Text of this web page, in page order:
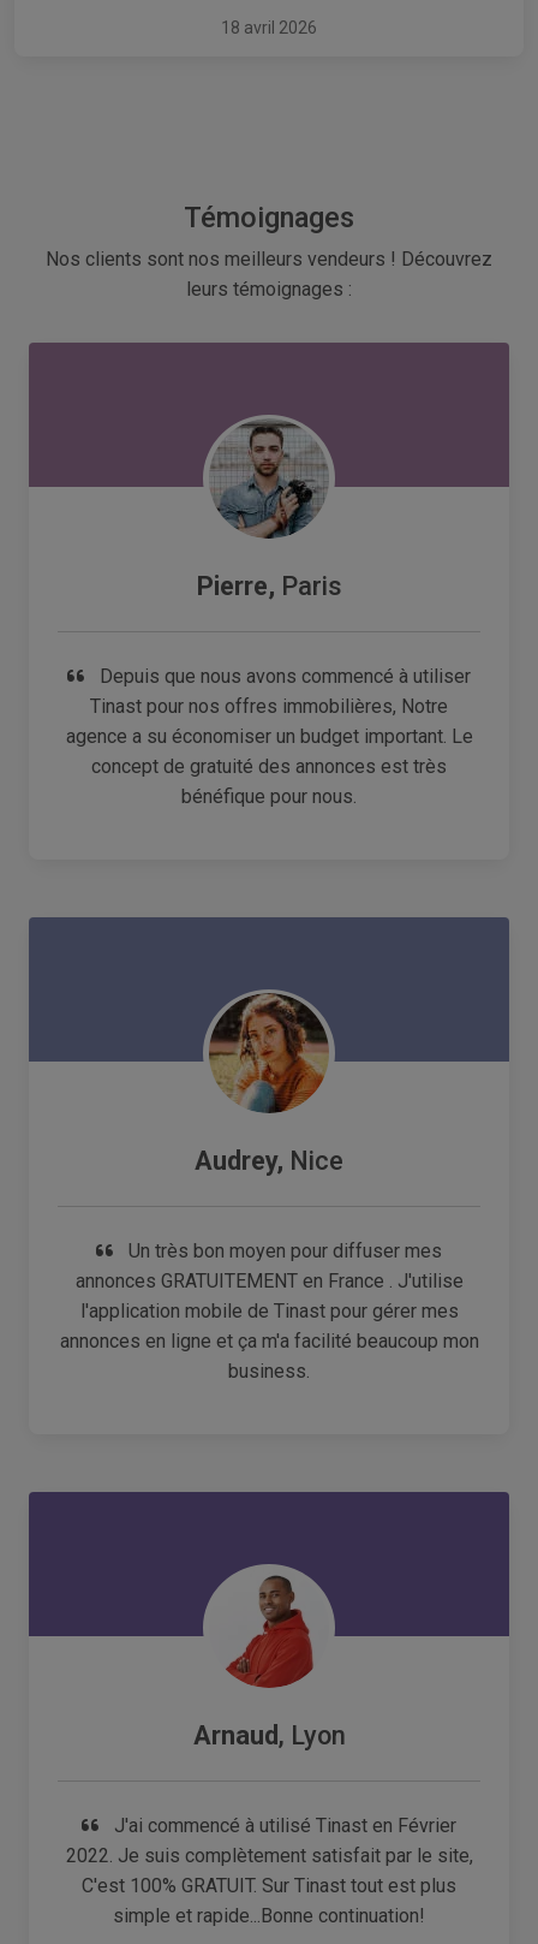
18 avril 2026
Témoignages
Nos clients sont nos meilleurs vendeurs ! Découvrez
leurs témoignages :
Pierre, Paris
Depuis que nous avons commencé à utiliser
Tinast pour nos offres immobilières, Notre
agence a su économiser un budget important. Le
concept de gratuité des annonces est très
bénéfique pour nous.
Audrey, Nice
Un très bon moyen pour diffuser mes
annonces GRATUITEMENT en France . J'utilise
l'application mobile de Tinast pour gérer mes
annonces en ligne et ça m'a facilité beaucoup mon
business.
Arnaud , Lyon
J'ai commencé à utilisé Tinast en Février
2022. Je suis complètement satisfait par le site,
C'est 100% GRATUIT. Sur Tinast tout est plus
simple et rapide...Bonne continuation!